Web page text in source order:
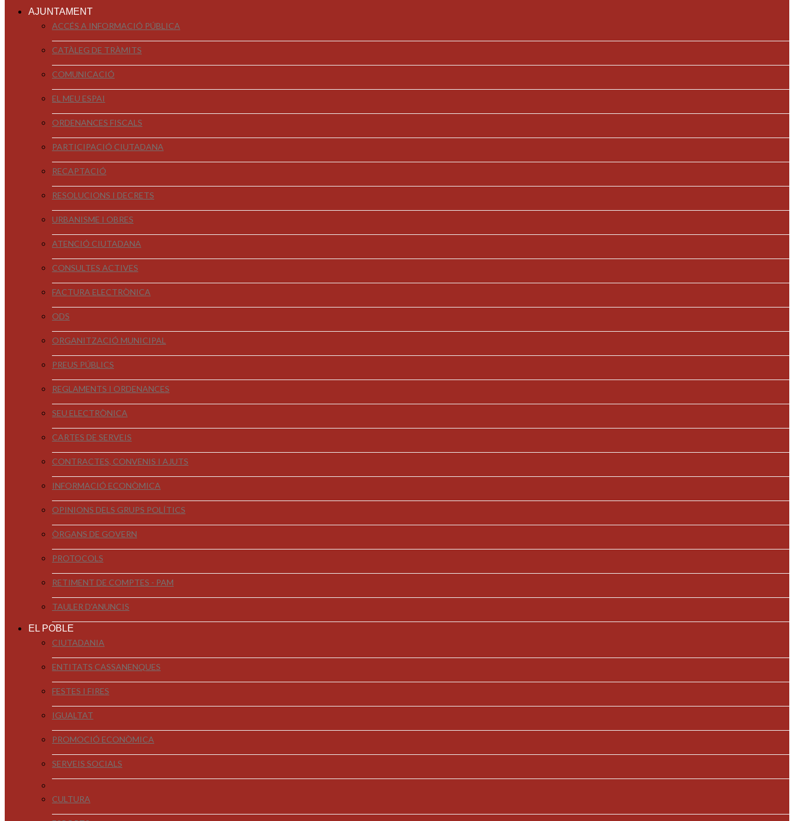
AJUNTAMENT
ACCÉS A INFORMACIÓ PÚBLICA
CATÀLEG DE TRÀMITS
COMUNICACIÓ
EL MEU ESPAI
ORDENANCES FISCALS
PARTICIPACIÓ CIUTADANA
RECAPTACIÓ
RESOLUCIONS I DECRETS
URBANISME I OBRES
ATENCIÓ CIUTADANA
CONSULTES ACTIVES
FACTURA ELECTRÒNICA
ODS
ORGANITZACIÓ MUNICIPAL
PREUS PÚBLICS
REGLAMENTS I ORDENANCES
SEU ELECTRÒNICA
CARTES DE SERVEIS
CONTRACTES, CONVENIS I AJUTS
INFORMACIÓ ECONÒMICA
OPINIONS DELS GRUPS POLÍTICS
ÒRGANS DE GOVERN
PROTOCOLS
RETIMENT DE COMPTES - PAM
TAULER D'ANUNCIS
EL POBLE
CIUTADANIA
ENTITATS CASSANENQUES
FESTES I FIRES
IGUALTAT
PROMOCIÓ ECONÒMICA
SERVEIS SOCIALS
CULTURA